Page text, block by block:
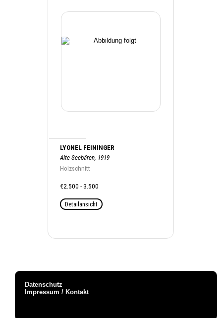
LYONEL FEININGER
Alte Seebären, 1919
Holzschnitt
€2.500 - 3.500
Detailansicht
Datenschutz
Impressum / Kontakt